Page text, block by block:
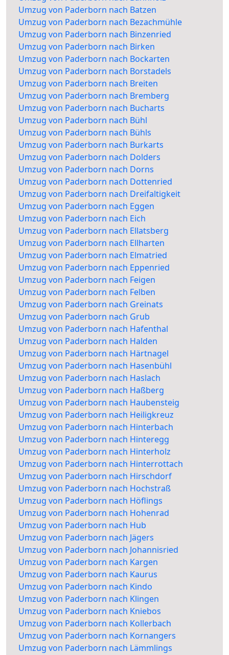
Umzug von Paderborn nach Batzen
Umzug von Paderborn nach Bezachmühle
Umzug von Paderborn nach Binzenried
Umzug von Paderborn nach Birken
Umzug von Paderborn nach Bockarten
Umzug von Paderborn nach Borstadels
Umzug von Paderborn nach Breiten
Umzug von Paderborn nach Bremberg
Umzug von Paderborn nach Bucharts
Umzug von Paderborn nach Bühl
Umzug von Paderborn nach Bühls
Umzug von Paderborn nach Burkarts
Umzug von Paderborn nach Dolders
Umzug von Paderborn nach Dorns
Umzug von Paderborn nach Dottenried
Umzug von Paderborn nach Dreifaltigkeit
Umzug von Paderborn nach Eggen
Umzug von Paderborn nach Eich
Umzug von Paderborn nach Ellatsberg
Umzug von Paderborn nach Ellharten
Umzug von Paderborn nach Elmatried
Umzug von Paderborn nach Eppenried
Umzug von Paderborn nach Feigen
Umzug von Paderborn nach Felben
Umzug von Paderborn nach Greinats
Umzug von Paderborn nach Grub
Umzug von Paderborn nach Hafenthal
Umzug von Paderborn nach Halden
Umzug von Paderborn nach Härtnagel
Umzug von Paderborn nach Hasenbühl
Umzug von Paderborn nach Haslach
Umzug von Paderborn nach Haßberg
Umzug von Paderborn nach Haubensteig
Umzug von Paderborn nach Heiligkreuz
Umzug von Paderborn nach Hinterbach
Umzug von Paderborn nach Hinteregg
Umzug von Paderborn nach Hinterholz
Umzug von Paderborn nach Hinterrottach
Umzug von Paderborn nach Hirschdorf
Umzug von Paderborn nach Hochstraß
Umzug von Paderborn nach Höflings
Umzug von Paderborn nach Hohenrad
Umzug von Paderborn nach Hub
Umzug von Paderborn nach Jägers
Umzug von Paderborn nach Johannisried
Umzug von Paderborn nach Kargen
Umzug von Paderborn nach Kaurus
Umzug von Paderborn nach Kindo
Umzug von Paderborn nach Klingen
Umzug von Paderborn nach Kniebos
Umzug von Paderborn nach Kollerbach
Umzug von Paderborn nach Kornangers
Umzug von Paderborn nach Lämmlings